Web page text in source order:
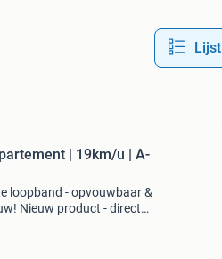
Lijst
| 19km/u | A-
loopband - opvouwbaar &
Nieuw product - direct